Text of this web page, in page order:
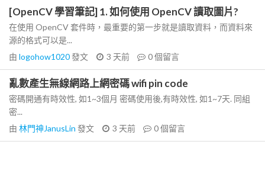
[OpenCV 學習筆記] 1. 如何使用 OpenCV 讀取圖片?
在使用 OpenCV 套件時，最重要的第一步就是讀取資料，而資料來
源的格式可以是...
由 logohow1020發文 3 天前 0個留言
亂數產生無線網路上網密碼 wifi pin code
密碼開通有時效性, 如1~3個月 密碼使用後,有時效性, 如1~7天. 同組
密...
由 林門神JanusLin 發文 3 天前 0個留言